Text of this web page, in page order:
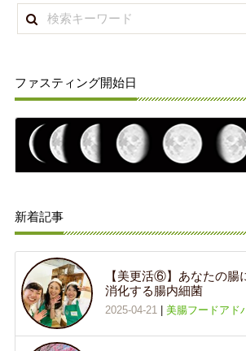
ファスティング開始日
新着記事
【美更活⑥】あなたの腸
消化する腸内細菌
2025-04-21| 美腸フードアド